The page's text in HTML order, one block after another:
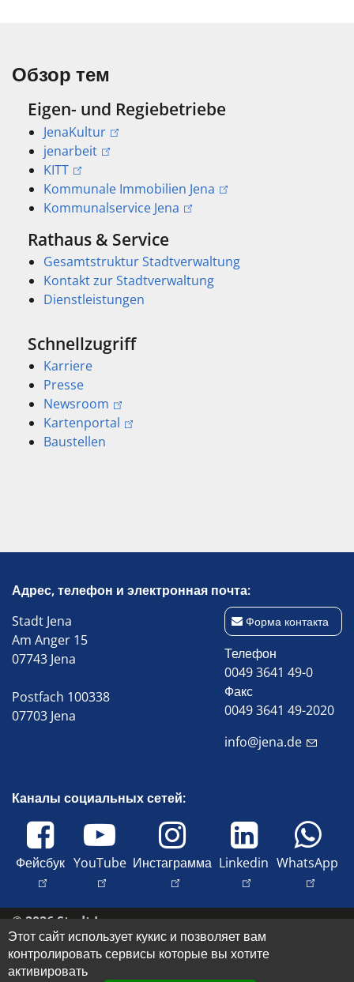
Обзор тем
Eigen- und Regiebetriebe
JenaKultur
jenarbeit
KITT
Kommunale Immobilien Jena
Kommunalservice Jena
Rathaus & Service
Gesamtstruktur Stadtverwaltung
Kontakt zur Stadtverwaltung
Dienstleistungen
Schnellzugriff
Karriere
Presse
Newsroom
Kartenportal
Baustellen
Адрес, телефон и электронная почта:
Stadt Jena
Am Anger 15
07743 Jena
Postfach 100338
07703 Jena
Форма контакта
Телефон
0049 3641 49-0
Факс
0049 3641 49-2020
info@jena.de
Каналы социальных сетей:
Фейсбук YouTube Инстаграмма Linkedin WhatsApp
© 2026 Stadt Jena
Свяжитесь с нами
Этот сайт использует кукис и позволяет вам
контролировать сервисы которые вы хотите
активировать